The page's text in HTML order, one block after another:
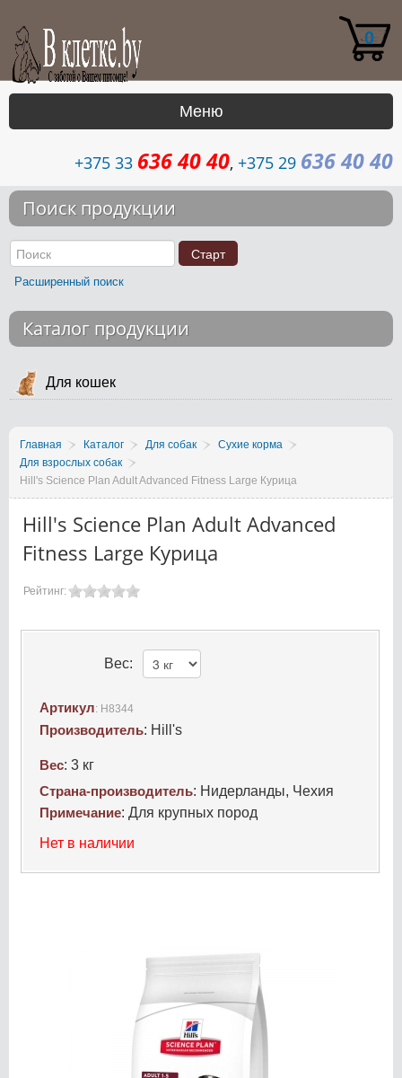
0
Меню
Каталог
Контакты
Возврат
+375 33 636 40 40, +375 29 636 40 40
Поиск продукции
Расширенный поиск
Каталог продукции
Для кошек
Главная Каталог Для собак
Сухие корма
Для взрослых собак
Hill's Science Plan Adult Advanced Fitness Large Курица
Hill's Science Plan Adult Advanced
Fitness Large Курица
Рейтинг:
Вес:
Артикул: H8344
Производитель: Hill's
Вес: 3 кг
Страна-производитель: Нидерланды, Чехия
Примечание: Для крупных пород
Нет в наличии